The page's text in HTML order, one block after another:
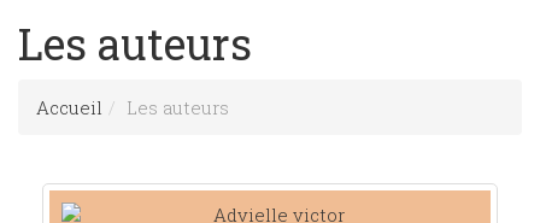
Les auteurs
Accueil Les auteurs